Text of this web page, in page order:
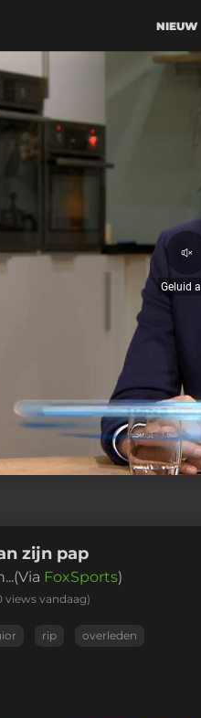
NIEUW
aan
Geluid
zijn pap
FoxSports)
views vandaag)
rip overleden